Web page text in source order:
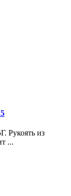
Рукоять из
...